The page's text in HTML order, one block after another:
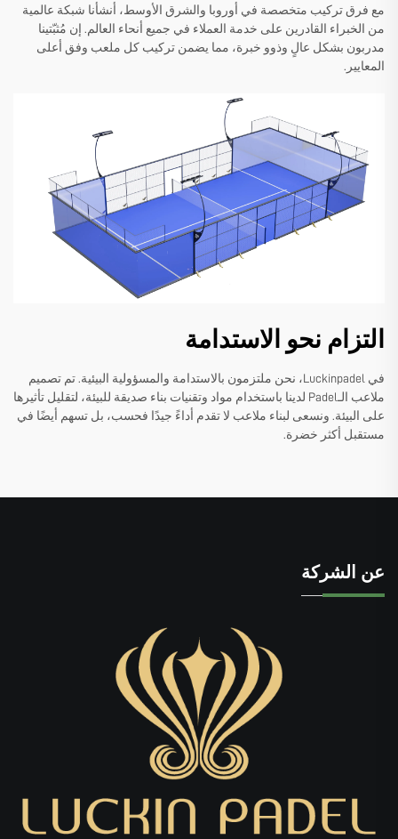
مع فرق تركيب متخصصة في أوروبا والشرق الأوسط، أنشأنا شبكة عالمية
من الخبراء القادرين على خدمة العملاء في جميع أنحاء العالم. إن مُثبّتينا
مدربون بشكل عالٍ وذوو خبرة، مما يضمن تركيب كل ملعب وفق أعلى
المعايير.
التزام نحو الاستدامة
في Luckinpadel، نحن ملتزمون بالاستدامة والمسؤولية البيئية. تم تصميم
ملاعب الـPadel لدينا باستخدام مواد وتقنيات بناء صديقة للبيئة، لتقليل تأثيرها
على البيئة. ونسعى لبناء ملاعب لا تقدم أداءً جيدًا فحسب، بل تسهم أيضًا في
مستقبل أكثر خضرة.
عن الشركة